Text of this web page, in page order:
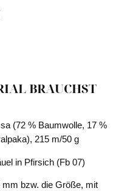
BRAUCHST
(72 % Baumwolle, 17 %
215 m/50 g
in Pfirsich (Fb 07)
mm bzw. die Größe, mit